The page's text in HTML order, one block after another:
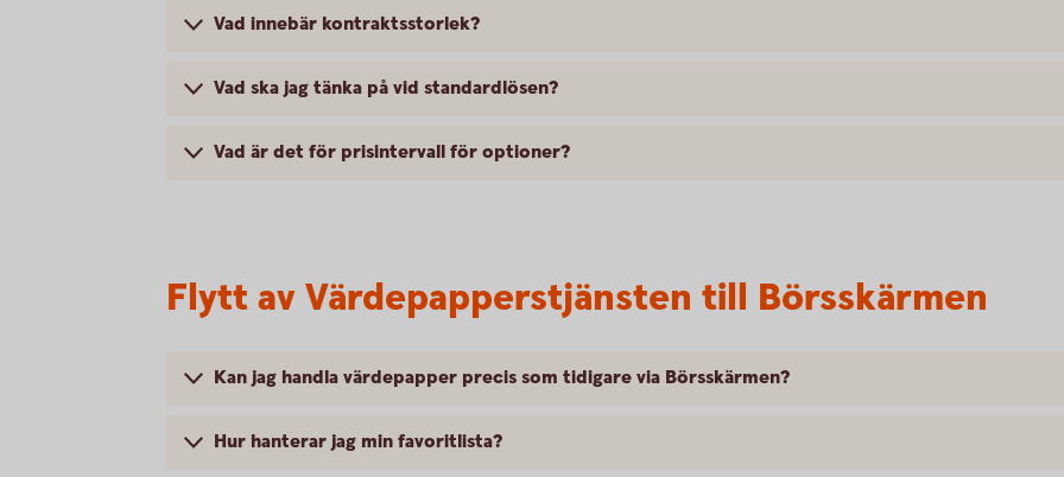
Vad innebär kontraktsstorlek?
Vad ska jag tänka på vid standardlösen?
Vad är det för prisintervall för optioner?
Flytt av Värdepapperstjänsten till Börsskärmen
Kan jag handla värdepapper precis som tidigare via Börsskärmen?
Hur hanterar jag min favoritlista?